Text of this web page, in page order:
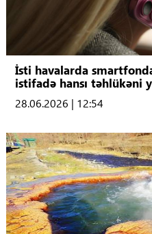
İsti havalarda
istifadə hansı təhlükəni
28.06.2026 | 12:54